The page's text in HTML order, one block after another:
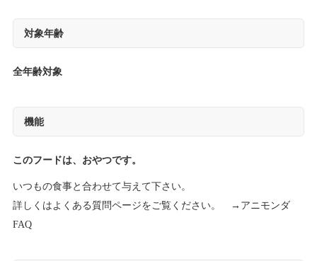
対象年齢
全年齢対象
機能
このフードは、おやつです。
いつもの食事と合わせて与えて下さい。
詳しくはよくある質問ページをご覧ください。 → アニモンダ
FAQ